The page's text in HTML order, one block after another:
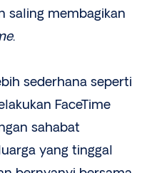
saling membagikan
.
sederhana seperti
FaceTime
sahabat
yang tinggal